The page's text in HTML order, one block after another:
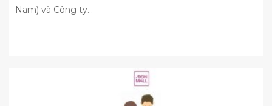
Nam) và Công ty...